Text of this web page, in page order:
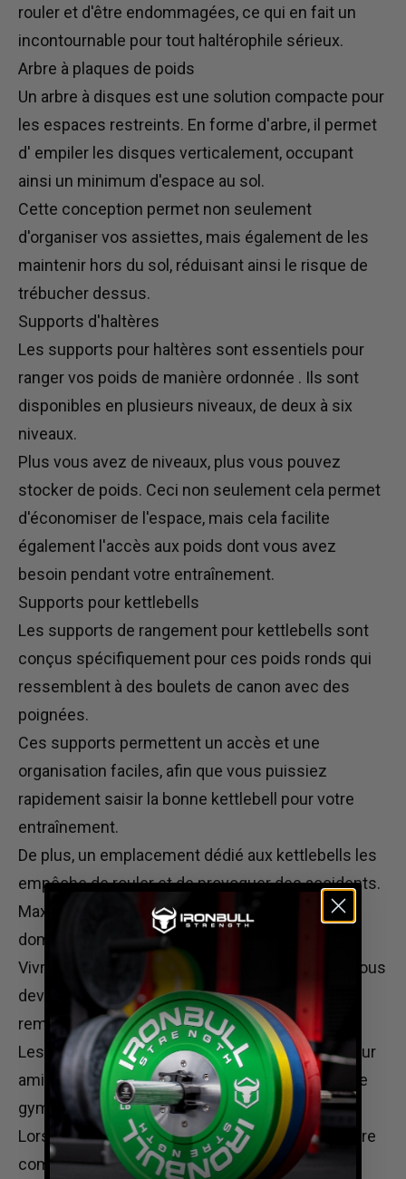
rouler et d'être endommagées, ce qui en fait un
incontournable pour tout haltérophile sérieux.
Arbre à plaques de poids
Un arbre à disques est une solution compacte pour
les espaces restreints. En forme d'arbre, il permet
d' empiler les disques verticalement, occupant
ainsi un minimum d'espace au sol.
Cette conception permet non seulement
d'organiser vos assiettes, mais également de les
maintenir hors du sol, réduisant ainsi le risque de
trébucher dessus.
Supports d'haltères
Les supports pour haltères sont essentiels pour
ranger vos poids de manière ordonnée . Ils sont
disponibles en plusieurs niveaux, de deux à six
niveaux.
Plus vous avez de niveaux, plus vous pouvez
stocker de poids. Ceci non seulement cela permet
d'économiser de l'espace, mais cela facilite
également l'accès aux poids dont vous avez
besoin pendant votre entraînement.
Supports pour kettlebells
Les supports de rangement pour kettlebells sont
conçus spécifiquement pour ces poids ronds qui
ressemblent à des boulets de canon avec des
poignées.
Ces supports permettent un accès et une
organisation faciles, afin que vous puissiez
rapidement saisir la bonne kettlebell pour votre
entraînement.
De plus, un emplacement dédié aux kettlebells les
empêche de rouler et de provoquer des accidents.
Maximiser l'espace dans les salles de sport à
domicile
Vivre dans un petit espace ne signifie pas que vous
devez faire des compromis sur votre routine de
remise en forme.
Les supports de poids peuvent être votre meilleur
ami lorsqu'il s'agit demaximiser votre espace de
gym.
Lorsque l'espace est restreint, chaque centimètre
compte. Les supports de poids permettent